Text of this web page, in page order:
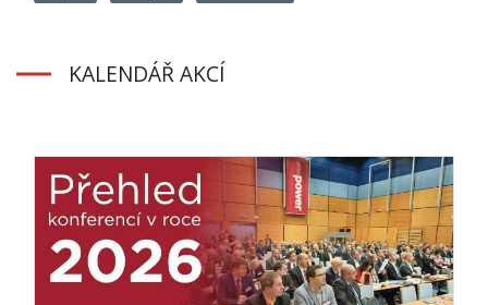
KALENDÁŘ AKCÍ